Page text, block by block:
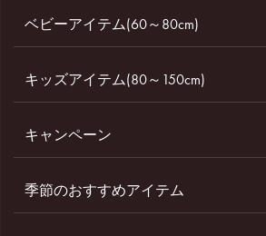
ベビーアイテム(60～80cm)
キッズアイテム(80～150cm)
キャンペーン
季節のおすすめアイテム